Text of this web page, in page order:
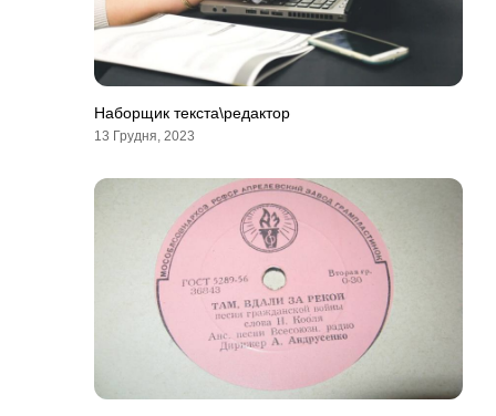
Наборщик текста\редактор
13 Грудня, 2023